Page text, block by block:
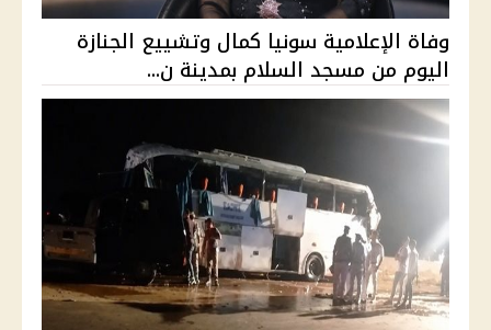
وفاة الإعلامية سونيا كمال وتشييع الجنازة
اليوم من مسجد السلام بمدينة ن...